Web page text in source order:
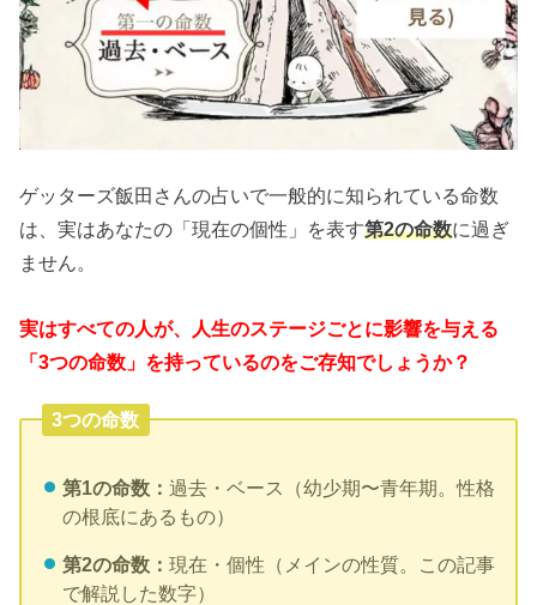
ゲッターズ飯田さんの占いで一般的に知られている命数
は、実はあなたの「現在の個性」を表す第2の命数に過ぎ
ません。
実はすべての人が、人生のステージごとに影響を与える
「3つの命数」を持っているのをご存知でしょうか？
3つの命数
第1の命数： 過去・ベース（幼少期〜青年期。性格
の根底にあるもの）
第2の命数： 現在・個性（メインの性質。この記事
で解説した数字）